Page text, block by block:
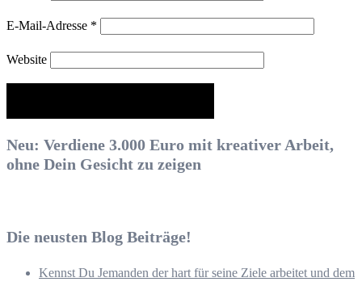
E-Mail-Adresse *
Website
Neu: Verdiene 3.000 Euro mit kreativer Arbeit,
ohne Dein Gesicht zu zeigen
Die neusten Blog Beiträge!
Kennst Du Jemanden der hart für seine Ziele arbeitet und dem